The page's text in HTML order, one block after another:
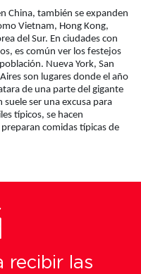
China, también se expanden
Vietnam, Hong Kong,
del Sur. En ciudades con
es común ver los festejos
Nueva York, San
son lugares donde el año
de una parte del gigante
ser una excusa para
típicos, se hacen
comidas típicas de
recibir las